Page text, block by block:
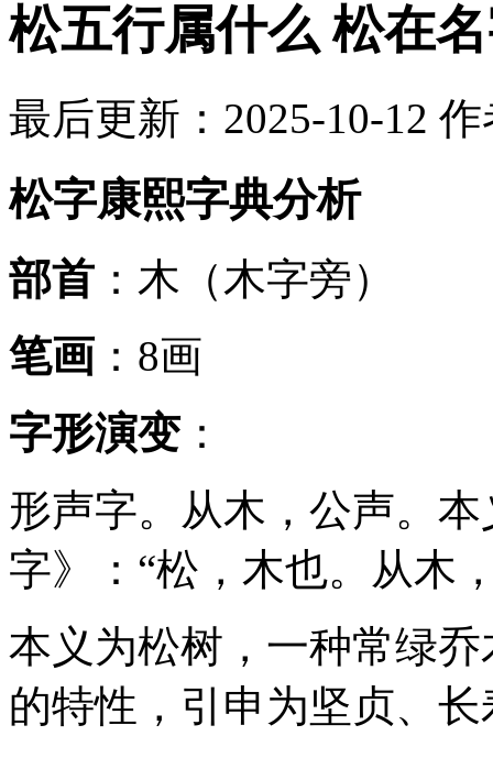
松五行属什么 松在
最后更新：2025-10-12 作
松字康熙字典分析
部首 ：木（木字旁）
笔画 ：8画
字形演变：
形声字。从木，公声。
字》：“松，木也。从木
本义为松树，一种常绿
的特性，引申为坚贞、